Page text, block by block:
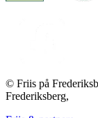
© Friis på
Frederiksberg,